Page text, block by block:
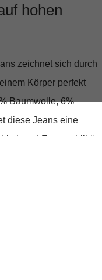
hohen
zeichnet sich durch
Körper perfekt
Baumwolle, 6%
diese Jeans eine
und Formstabilität.